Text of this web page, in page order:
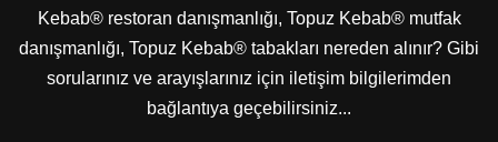
Kebab® restoran danışmanlığı, Topuz Kebab® mutfak
danışmanlığı, Topuz Kebab® tabakları nereden alınır? Gibi
sorularınız ve arayışlarınız için iletişim bilgilerimden
bağlantıya geçebilirsiniz...